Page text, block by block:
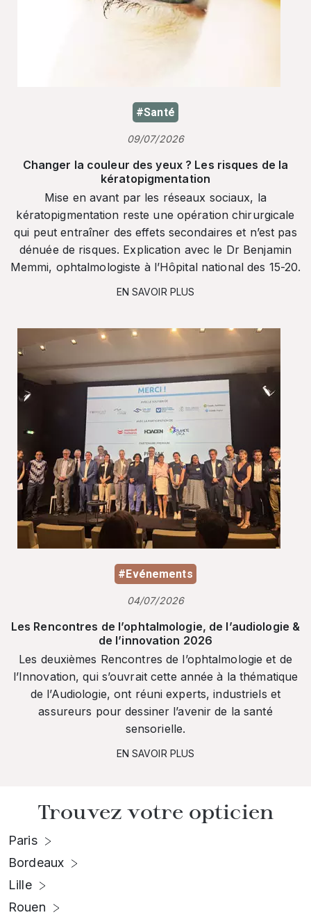
#Santé
09/07/2026
Changer la couleur des yeux ? Les risques de la
kératopigmentation
Mise en avant par les réseaux sociaux, la
kératopigmentation reste une opération chirurgicale
qui peut entraîner des effets secondaires et n’est pas
dénuée de risques. Explication avec le Dr Benjamin
Memmi, ophtalmologiste à l’Hôpital national des 15-20.
EN SAVOIR PLUS
#Evénements
04/07/2026
Les Rencontres de l’ophtalmologie, de l’audiologie &
de l’innovation 2026
Les deuxièmes Rencontres de l’ophtalmologie et de
l’Innovation, qui s’ouvrait cette année à la thématique
de l’Audiologie, ont réuni experts, industriels et
assureurs pour dessiner l’avenir de la santé
sensorielle.
EN SAVOIR PLUS
Trouvez votre opticien
Paris
Bordeaux
Lille
Rouen